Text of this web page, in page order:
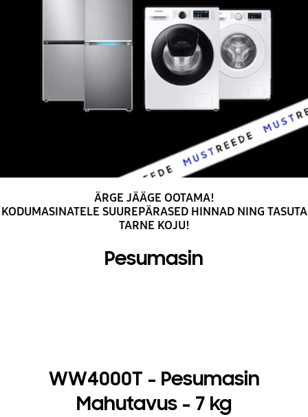
ÄRGE JÄÄGE OOTAMA!
KODUMASINATELE SUUREPÄRASED HINNAD NING TASUTA
TARNE KOJU!
Pesumasin
WW4000T - Pesumasin
Mahutavus - 7 kg